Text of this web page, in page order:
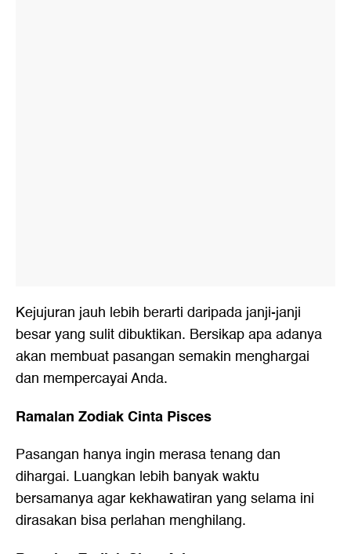
Kejujuran jauh lebih berarti daripada janji-janji
besar yang sulit dibuktikan. Bersikap apa adanya
akan membuat pasangan semakin menghargai
dan mempercayai Anda.
Ramalan Zodiak Cinta Pisces
Pasangan hanya ingin merasa tenang dan
dihargai. Luangkan lebih banyak waktu
bersamanya agar kekhawatiran yang selama ini
dirasakan bisa perlahan menghilang.